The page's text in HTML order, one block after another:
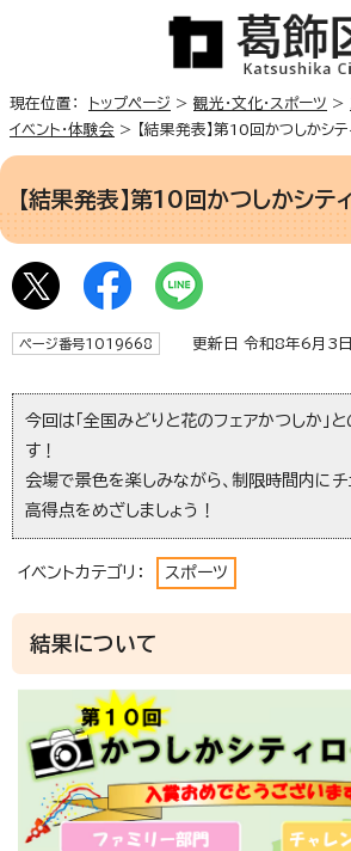
現在位置： トップページ > 観光・文化・スポーツ >
イベント・体験会 > 【結果発表】第10回かつしかシテ
【結果発表】第10回かつしかシテ
ページ番号1019668 更新日 令和8年6月3日
今回は「全国みどりと花のフェアかつしか」
す！
会場で景色を楽しみながら、制限時間内にチ
高得点をめざしましょう！
イベントカテゴリ： スポーツ
結果について